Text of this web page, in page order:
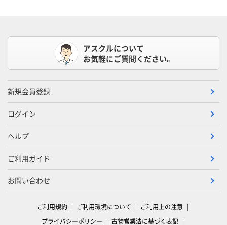
アスクルについて
お気軽にご質問ください。
新規会員登録
ログイン
ヘルプ
ご利用ガイド
お問い合わせ
ご利用規約 ご利用環境について
ご利用上の注意
プライバシーポリシー
古物営業法に基づく表記